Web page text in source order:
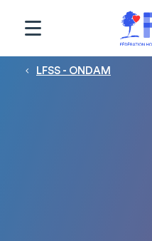
Fil d'Ariane
LFSS - ONDAM
Panneau de gestion des